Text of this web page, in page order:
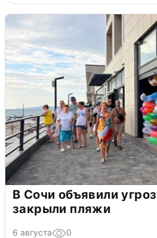
В Сочи объявили
закрыли пляжи
6 августа 0